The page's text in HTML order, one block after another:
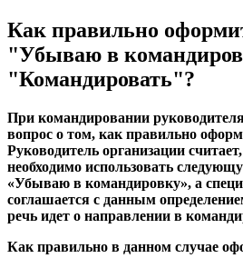
Как правильно
"Убываю в
"Командировать"?
При командировании
вопрос о том, как правильно
Руководитель организации
необходимо использовать
«Убываю в командировку», а
соглашается с данным
речь идет о направлении в
Как правильно в данном случае